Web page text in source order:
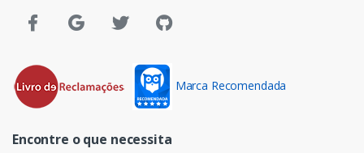
Marca Recomendada
Encontre o que necessita